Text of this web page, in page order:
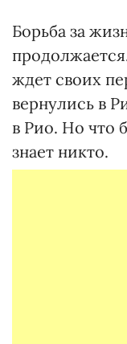
Борьба за
ждет своих
вернулись в
в Рио. Но что
знает никто.